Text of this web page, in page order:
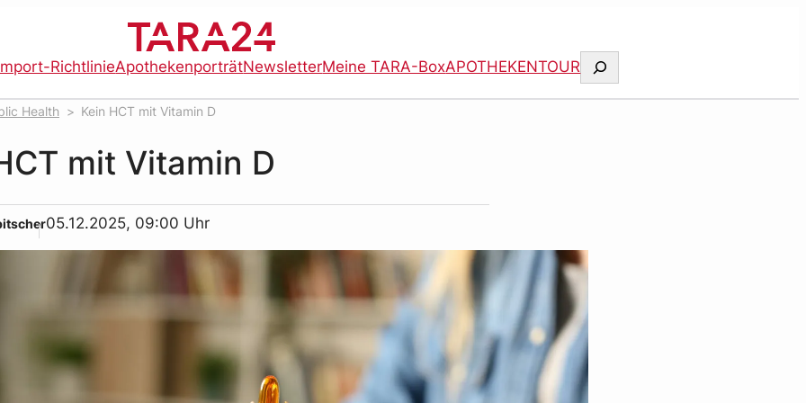
RichtlinieApothekenporträtNewsletterMeine TARA-BoxAPOTHEKENTOUR Suchen
Health Kein HCT mit Vitamin D
mit Vitamin D
05.12.2025, 09:00 Uhr